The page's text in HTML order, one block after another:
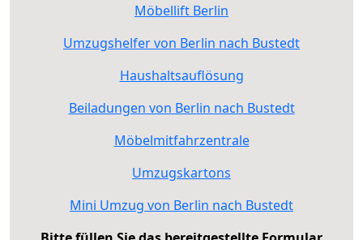
Möbellift Berlin
Umzugshelfer von Berlin nach Bustedt
Haushaltsauflösung
Beiladungen von Berlin nach Bustedt
Möbelmitfahrzentrale
Umzugskartons
Mini Umzug von Berlin nach Bustedt